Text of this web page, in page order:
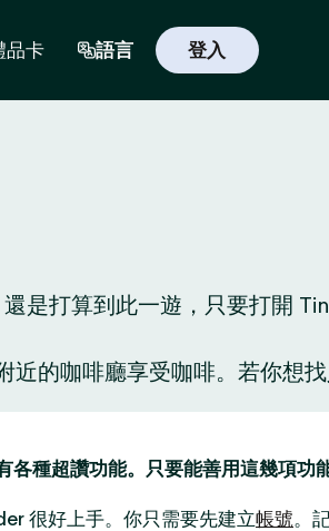
品卡 語言 登入
是打算到此一遊，只要打開
的咖啡廳享受咖啡。若你想
各種超讚功能。只要能善用這幾項功
很好上手。你只需要先建立帳號。